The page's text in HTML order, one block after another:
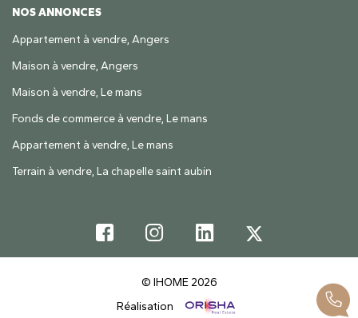
NOS ANNONCES
Appartement à vendre, Angers
Maison à vendre, Angers
Maison à vendre, Le mans
Fonds de commerce à vendre, Le mans
Appartement à vendre, Le mans
Terrain à vendre, La chapelle saint aubin
© IHOME 2026
Réalisation